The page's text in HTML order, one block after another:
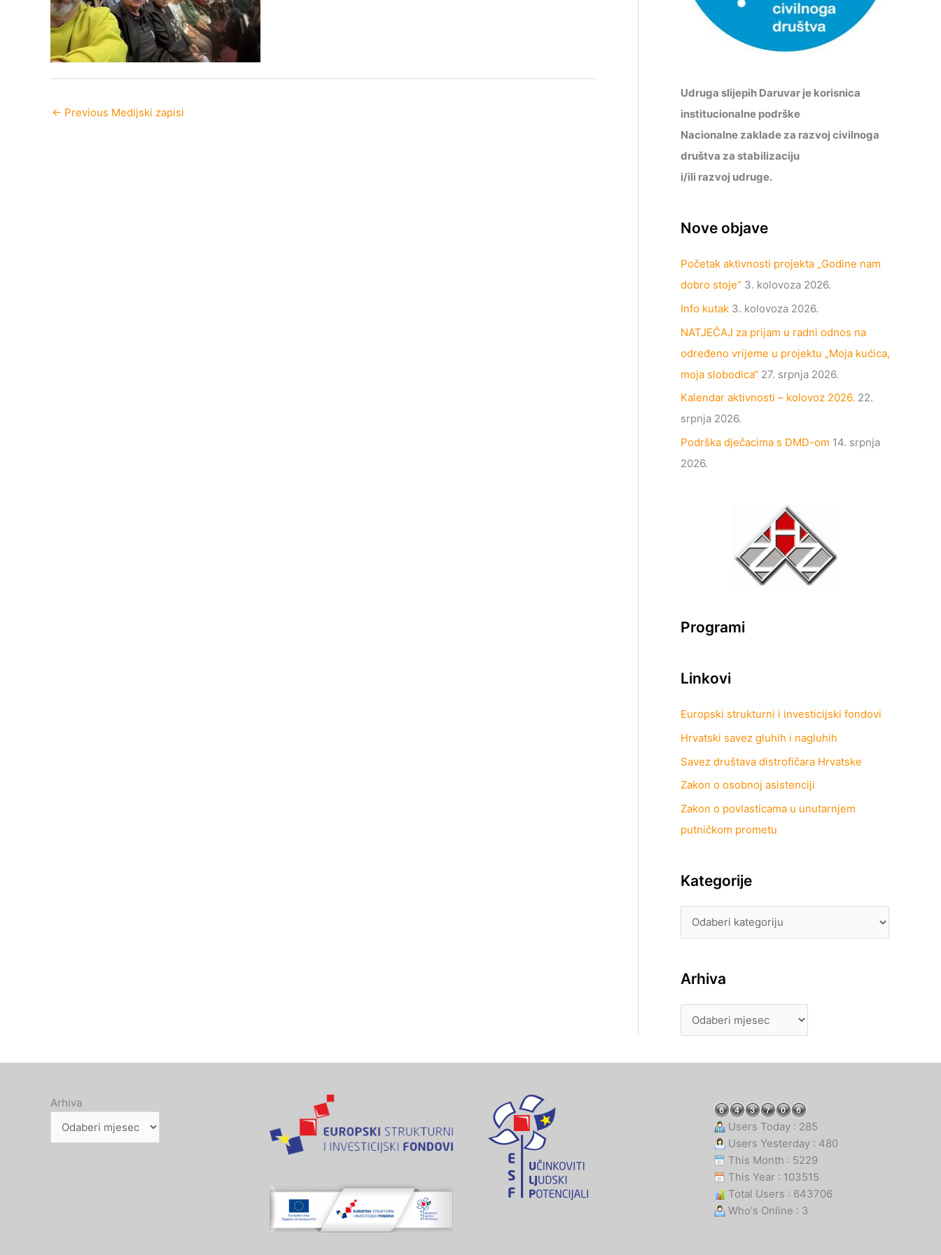
← Previous Medijski zapisi
Udruga slijepih Daruvar je korisnica
institucionalne podrške
Nacionalne zaklade za razvoj civilnoga
društva za stabilizaciju
i/ili razvoj udruge.
Nove objave
Početak aktivnosti projekta „Godine nam
dobro stoje“ 3. kolovoza 2026.
Info kutak 3. kolovoza 2026.
NATJEČAJ za prijam u radni odnos na
određeno vrijeme u projektu „Moja kućica,
moja slobodica“ 27. srpnja 2026.
Kalendar aktivnosti – kolovoz 2026. 22.
srpnja 2026.
Podrška dječacima s DMD-om 14. srpnja
2026.
Programi
Linkovi
Europski strukturni i investicijski fondovi
Hrvatski savez gluhih i nagluhih
Savez društava distrofičara Hrvatske
Zakon o osobnoj asistenciji
Zakon o povlasticama u unutarnjem
putničkom prometu
Kategorije
Arhiva
Arhiva
Users Today : 285
Users Yesterday : 480
This Month : 5229
This Year : 103515
Total Users : 643706
Who's Online : 3